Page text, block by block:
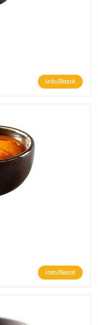
Info/Bestil
Info/Bestil